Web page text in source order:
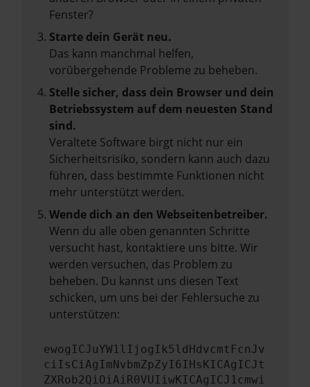
Fenster?
Starte dein Gerät neu.
Das kann manchmal helfen,
vorübergehende Probleme zu beheben.
Stelle sicher, dass dein Browser und dein
Betriebssystem auf dem neuesten Stand
sind.
Veraltete Software birgt nicht nur ein
Sicherheitsrisiko, sondern kann auch dazu
führen, dass bestimmte Funktionen nicht
mehr unterstützt werden.
Wende dich an den Webseitenbetreiber.
Wenn du alle oben genannten Schritte
versucht hast, kontaktiere uns bitte. Wir
werden versuchen, das Problem zu
beheben. Du kannst uns diesen Text
schicken, um uns bei der Fehlersuche zu
unterstützen:
ewogICJuYW1lIjogIk5ldHdvcmtFcnJv
ciIsCiAgImNvbmZpZyI6IHsKICAgICJt
ZXRob2QiOiAiR0VUIiwKICAgICJ1cmwi